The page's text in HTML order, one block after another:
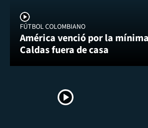
FÚTBOL COLOMBIANO
América venció por la
Caldas fuera de casa